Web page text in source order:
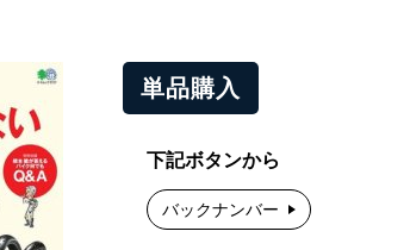
単品購入
下記ボタンから
バックナンバー